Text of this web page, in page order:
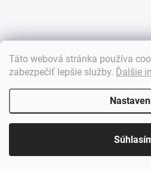
Táto webová stránka používa
zabezpečiť lepšie služby. Ďalšie
Dobrý deň! 👋 Pomôžem vám nájsť